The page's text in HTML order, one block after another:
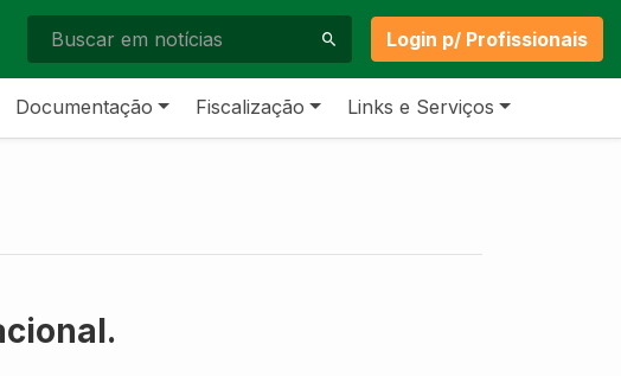
Login p/ Profissionais
Documentação Fiscalização Links e Serviços